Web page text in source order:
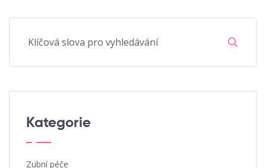
Kategorie
Zubní péče